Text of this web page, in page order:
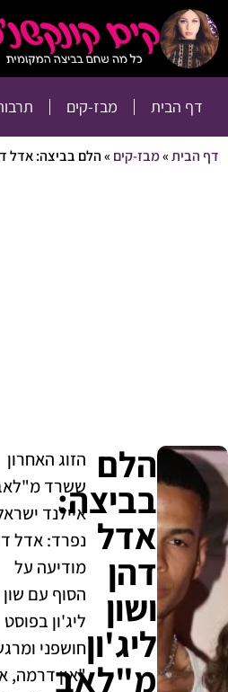
דף הבית מבז-קים
דף הבית»מבז-קים »הלם בביצה: אדל
הלם
בביצה:
אדל
דהן
ושון
ליג'ון
מ"לאב
הזוג האחרון
ששרד
איילנד
נפרד: אדל
מודיעה על
הסוף עם שון
ליג'ון בפוסט
חושפני
"אין דרמה,